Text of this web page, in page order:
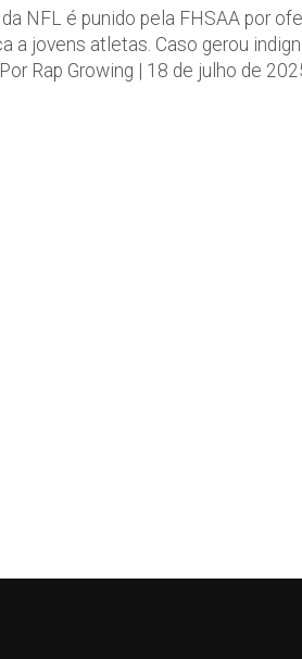
da NFL é punido pela FHSAA por
a jovens atletas. Caso gerou
Rap Growing | 18 de julho de